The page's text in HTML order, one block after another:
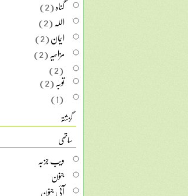
گناہ(2)
اللہ(2)
ایمان(2)
مزاحیہ(2)
(2)
توبہ(2)
(1)
گزشتہ
ساتھی
ویب جزبہ
جنون